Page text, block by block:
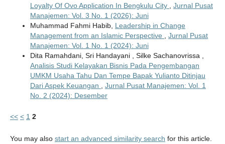
Loyalty Of Ovo Application In Bengkulu City
Jurnal Pusat
Manajemen: Vol. 3 No. 1 (2026): Juni
Muhammad Fahmi Habib, Leadership in Change
Management from an Islamic Perspective
Jurnal Pusat
Manajemen: Vol. 1 No. 1 (2024): Juni
Dita Ramahdani, Sri Handayani , Silke Sachanovrissa ,
Analisis Studi Kelayakan Bisnis Pada Pengembangan
UMKM Usaha Tahu Dan Tempe Bapak Yulianto Ditinjau
Dari Aspek Keuangan
Jurnal Pusat Manajemen: Vol. 1
No. 2 (2024): Desember
<< < 1 2
You may also start an advanced similarity search for this article.